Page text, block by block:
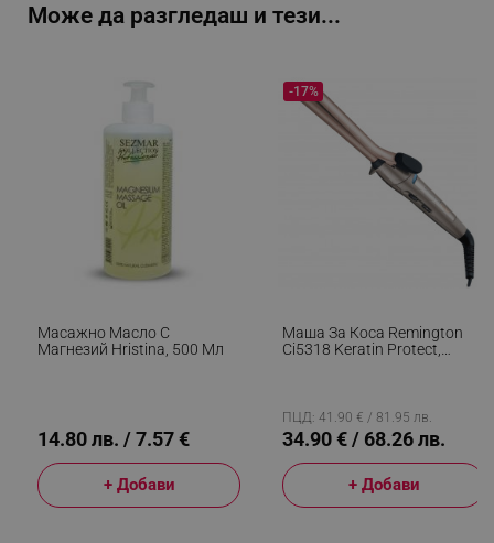
Може да разгледаш и тези...
Масажно Масло С
Магнезий Hristina, 500 Мл
14.80 лв. / 7.57 €
+ Добави
Маша За Коса Remington
Ci5318 Keratin Protect,
Розово Злато
-17%
ПЦД: 41.90 € / 81.95 лв.
34.90 € / 68.26 лв.
+ Добави